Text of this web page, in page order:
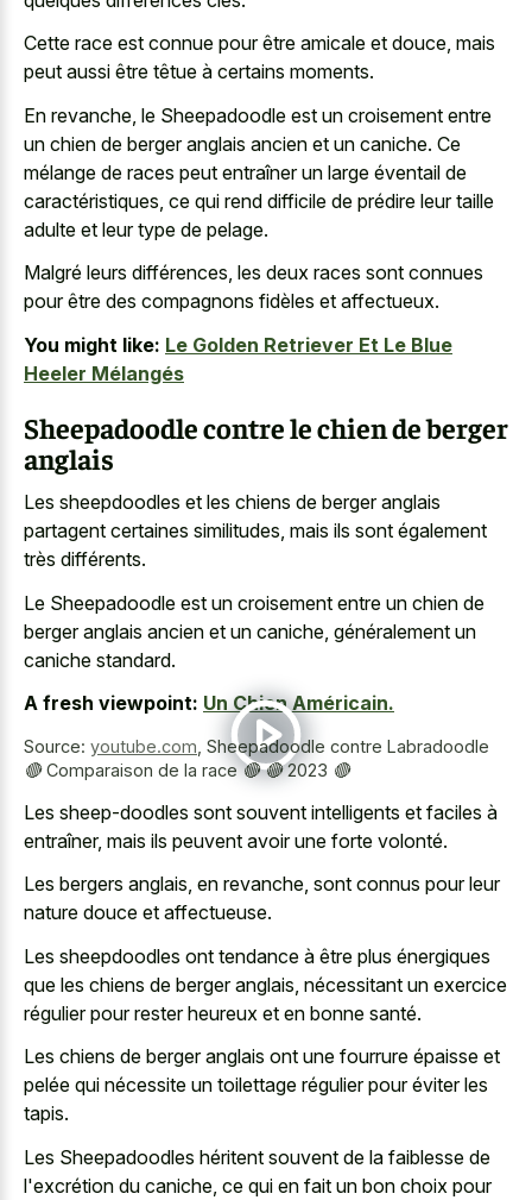
Cette race est connue pour être amicale et douce, mais
peut aussi être têtue à certains moments.
En revanche, le Sheepadoodle est un croisement entre
un chien de berger anglais ancien et un caniche. Ce
mélange de races peut entraîner un large éventail de
caractéristiques, ce qui rend difficile de prédire leur taille
adulte et leur type de pelage.
Malgré leurs différences, les deux races sont connues
pour être des compagnons fidèles et affectueux.
You might like: Le Golden Retriever Et Le Blue
Heeler Mélangés
Sheepadoodle contre le chien de berger
anglais
Les sheepdoodles et les chiens de berger anglais
partagent certaines similitudes, mais ils sont également
très différents.
Le Sheepadoodle est un croisement entre un chien de
berger anglais ancien et un caniche, généralement un
caniche standard.
A fresh viewpoint: Un Chien Américain.
Source: youtube.com Sheepadoodle contre Labradoodle
🔴 Comparaison de la race 🔴 🔴 2023 🔴
Les sheep-doodles sont souvent intelligents et faciles à
entraîner, mais ils peuvent avoir une forte volonté.
Les bergers anglais, en revanche, sont connus pour leur
nature douce et affectueuse.
Les sheepdoodles ont tendance à être plus énergiques
que les chiens de berger anglais, nécessitant un exercice
régulier pour rester heureux et en bonne santé.
Les chiens de berger anglais ont une fourrure épaisse et
pelée qui nécessite un toilettage régulier pour éviter les
tapis.
Les Sheepadoodles héritent souvent de la faiblesse de
l'excrétion du caniche, ce qui en fait un bon choix pour